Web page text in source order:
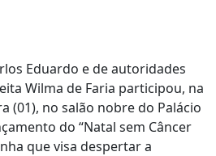
Eduardo e de autoridades
Wilma de Faria participou, na
(01), no salão nobre do Palácio
do “Natal sem Câncer
que visa despertar a